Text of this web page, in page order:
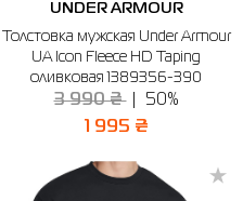
UNDER ARMOUR
Толстовка мужская Under Armour
UA Icon Fleece HD Taping
оливковая 1389356-390
3 990 ₴ 50%
1 995 ₴